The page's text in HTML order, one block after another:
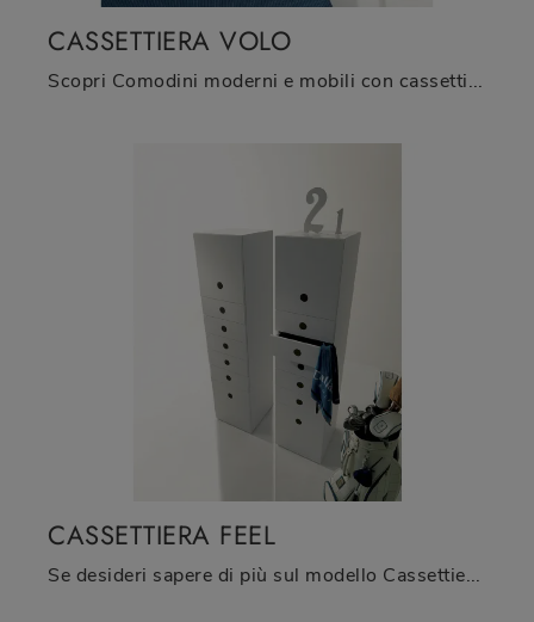
CASSETTIERA VOLO
Scopri Comodini moderni e mobili con cassetti Fimar! Il modello Cassettiera Volo realizzato in legno è il miglior acquisto.
CASSETTIERA FEEL
Se desideri sapere di più sul modello Cassettiera Feel, clicca e scopri i Comodini e comò Fimar ideali per la tua zona notte.